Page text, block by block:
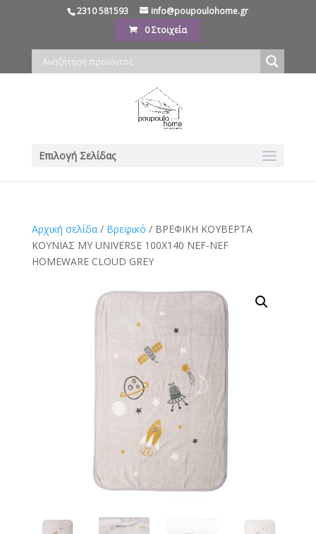
2310 581593
info@poupoulohome.gr
0 Στοιχεία
Επιλογή Σελίδας
Αρχική σελίδα/ Βρεφικό / ΒΡΕΦΙΚΗ ΚΟΥΒΕΡΤΑ
ΚΟΥΝΙΑΣ MY UNIVERSE 100Χ140 NEF-NEF
HOMEWARE CLOUD GREY